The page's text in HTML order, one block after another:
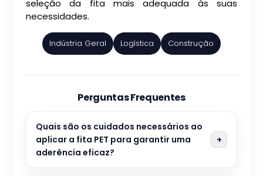
seleção da fita mais adequada às suas
necessidades.
Indústria Geral Logística Construção
Perguntas Frequentes
Quais são os cuidados necessários ao
aplicar a fita PET para garantir uma
aderência eficaz?